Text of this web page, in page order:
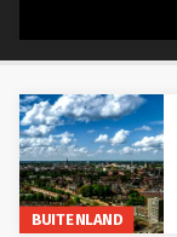
BUITENLAND